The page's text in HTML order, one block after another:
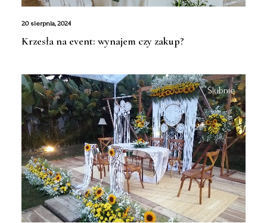
20 sierpnia, 2024
Krzesła na event: wynajem czy zakup?
Ślubnie